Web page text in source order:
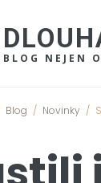
DLOU
BLOG NEJEN
Blog / Novinky /